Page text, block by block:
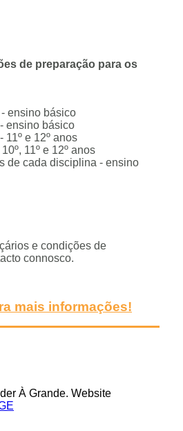
de preparação para os
ensino básico
ensino básico
11º e 12º anos
11º e 12º anos
de cada disciplina - ensino
e condições de
connosco.
mais informações!
À Grande. Website